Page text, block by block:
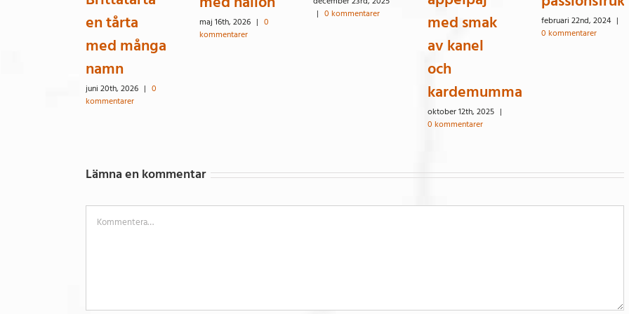
en tårta
med många
namn
juni 20th, 2026 | 0
kommentarer
maj 16th, 2026 | 0
kommentarer
| 0 kommentarer
med smak
av kanel
och
kardemumma
oktober 12th, 2025 |
0 kommentarer
februari 22nd, 2024 |
0 kommentarer
Lämna en kommentar
Kommentar